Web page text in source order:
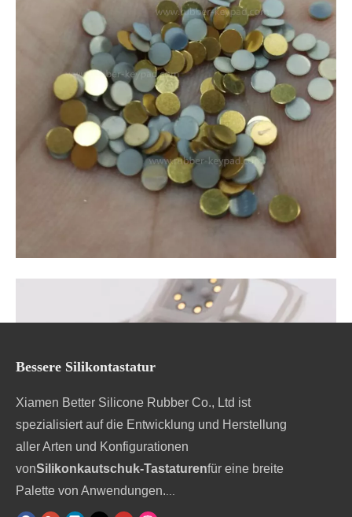
Bessere Silikontastatur
Xiamen Better Silicone Rubber Co., Ltd ist
spezialisiert auf die Entwicklung und Herstellung
aller Arten und Konfigurationen
vonSilikonkautschuk-Tastaturenfür eine breite
Palette von Anwendungen.